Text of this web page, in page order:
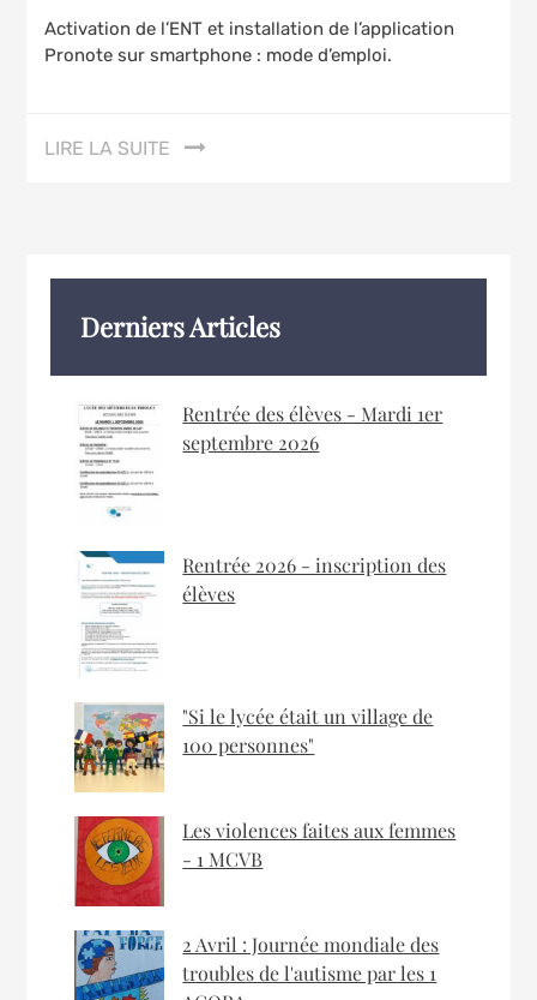
Activation de l’ENT et installation de l’application
Pronote sur smartphone : mode d’emploi.
LIRE LA SUITE
Derniers Articles
Rentrée des élèves - Mardi 1er
septembre 2026
Rentrée 2026 - inscription des
élèves
"Si le lycée était un village de
100 personnes"
Les violences faites aux femmes
- 1 MCVB
2 Avril : Journée mondiale des
troubles de l'autisme par les 1